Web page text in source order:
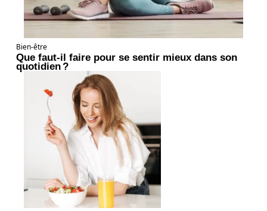
Bien-être
Que faut-il faire pour se sentir mieux dans son
quotidien ?